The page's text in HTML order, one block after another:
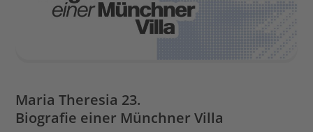
Maria Theresia 23.
Biografie einer Münchner Villa